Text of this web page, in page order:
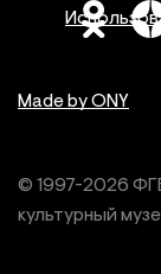
Made by ONY
© 1997-2026
культурный